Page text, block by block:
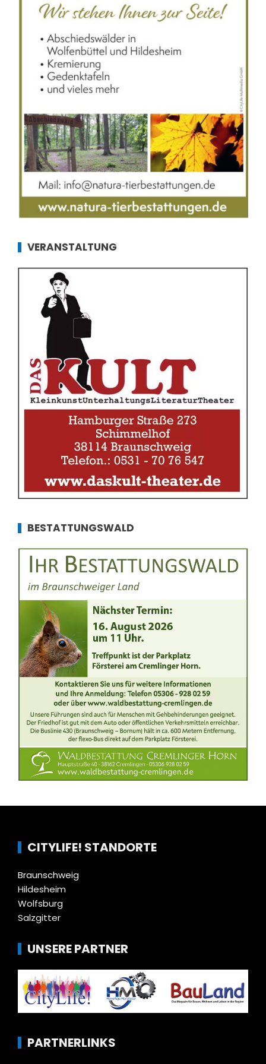
VERANSTALTUNG
BESTATTUNGSWALD
CITYLIFE! STANDORTE
Braunschweig
Hildesheim
Wolfsburg
Salzgitter
UNSERE PARTNER
PARTNERLINKS